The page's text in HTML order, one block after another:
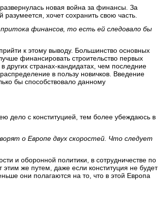
новая война за финансы. За
хочет сохранить свою часть.
финансов, то есть ей следовало бы
к этому выводу. Большинство основных
финансировать строительство первых
странах-кандидатах, чем последние
в пользу новичков. Введение
бы способствовало данному
дело с конституцией, тем более убеждаюсь в
о Европе двух скоростей. Что следует
и оборонной политики, в сотрудничестве по
же путем, даже если конституция не будет
они полагаются на то, что в этой Европа